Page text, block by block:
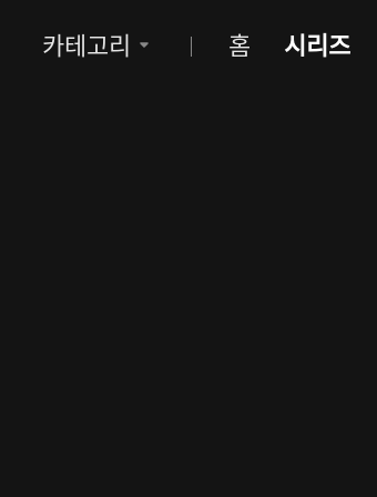
카테고리 홈 시리즈